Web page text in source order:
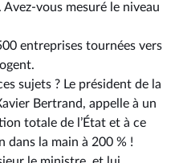
vous mesuré le niveau
entreprises tournées vers
sujets ? Le président de la
Bertrand, appelle à un
totale de l’État et à ce
dans la main à 200 % !